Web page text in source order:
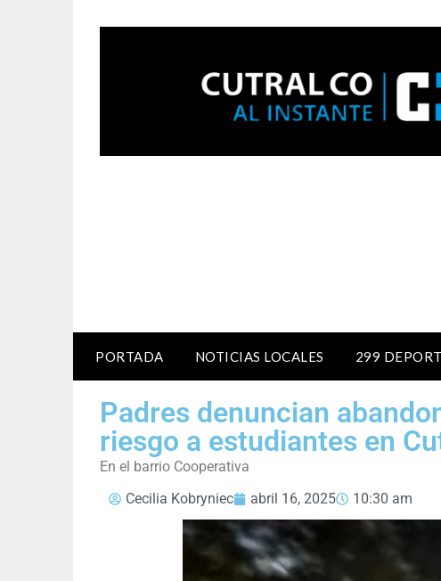
PORTADA NOTICIAS LOCALES 299
Padres denuncian
riesgo a estudiantes en
En el barrio Cooperativa
Cecilia Kobryniec
abril 16, 2025 10:30 am